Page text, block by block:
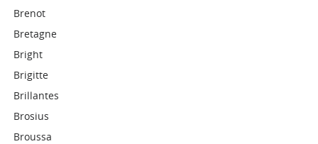
Brenot
Bretagne
Bright
Brigitte
Brillantes
Brosius
Broussa